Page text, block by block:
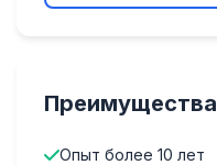
Преимущества
Опыт более 10 лет